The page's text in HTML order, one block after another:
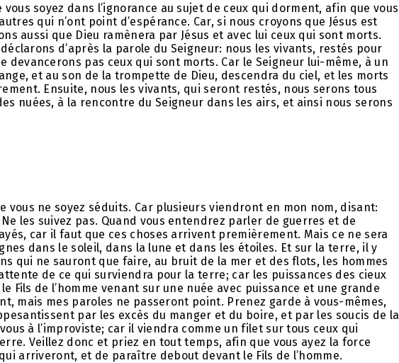
soyez dans l’ignorance au sujet de ceux qui dorment, afin que vous
qui n’ont point d’espérance. Car, si nous croyons que Jésus est
aussi que Dieu ramènera par Jésus et avec lui ceux qui sont morts.
d’après la parole du Seigneur: nous les vivants, restés pour
devancerons pas ceux qui sont morts. Car le Seigneur lui-même, à un
et au son de la trompette de Dieu, descendra du ciel, et les morts
Ensuite, nous les vivants, qui seront restés, nous serons tous
nuées, à la rencontre du Seigneur dans les airs, et ainsi nous serons
vous ne soyez séduits. Car plusieurs viendront en mon nom, disant:
les suivez pas. Quand vous entendrez parler de guerres et de
car il faut que ces choses arrivent premièrement. Mais ce ne sera
dans le soleil, dans la lune et dans les étoiles. Et sur la terre, il y
qui ne sauront que faire, au bruit de la mer et des flots, les hommes
de ce qui surviendra pour la terre; car les puissances des cieux
Fils de l’homme venant sur une nuée avec puissance et une grande
mais mes paroles ne passeront point. Prenez garde à vous-mêmes,
par les excès du manger et du boire, et par les soucis de la
à l’improviste; car il viendra comme un filet sur tous ceux qui
Veillez donc et priez en tout temps, afin que vous ayez la force
arriveront, et de paraître debout devant le Fils de l’homme.